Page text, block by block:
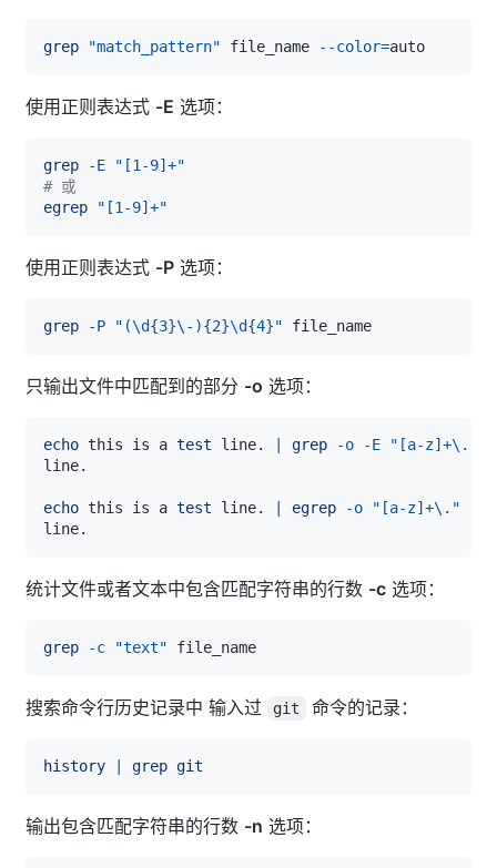
grep "match_pattern" file_name --color=
使用正则表达式 -E 选项：
grep -E
"[1-9]+"
# 或
egrep
"[1-9]+"
使用正则表达式 -P 选项：
grep -P "(\d{3}\-){2}\d{4}"
只输出文件中匹配到的部分 -o 选项：
echo this is a test line. grep -o -E
"[a-z]+\."
echo this is a test line. egrep -o
"[a-z]+\."
统计文件或者文本中包含匹配字符串的行数 -c 选项：
grep -c "text"
搜索命令行历史记录中 输入过 git 命令的记录：
history grep git
输出包含匹配字符串的行数 -n 选项：